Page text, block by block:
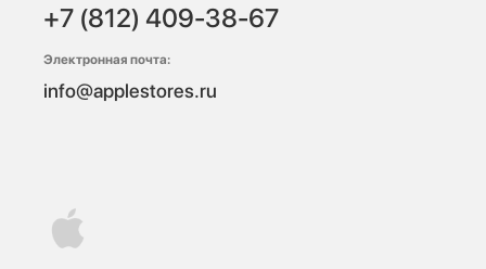
+7 (812) 409-38-67
Электронная почта:
info@applestores.ru